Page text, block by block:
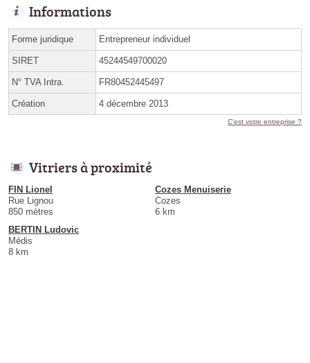
Informations
Forme juridique Entrepreneur individuel
SIRET 45244549700020
N° TVA Intra. FR80452445497
Création 4 décembre 2013
C'est votre entreprise ?
Vitriers à proximité
FIN Lionel
Rue Lignou
850 mètres
Cozes Menuiserie
Cozes
6 km
BERTIN Ludovic
Médis
8 km